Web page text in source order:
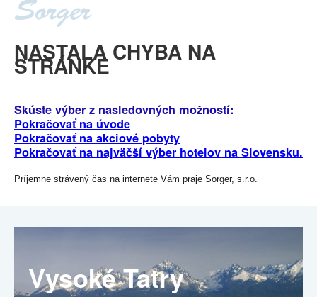
NASTALA CHYBA NA
STRÁNKE
Skúste výber z nasledovných možností:
Pokračovať na úvode
Pokračovať na akciové pobyty
Pokračovať na najväčší výber hotelov na Slovensku.
Príjemne strávený čas na internete Vám praje Sorger, s.r.o.
Vysoké Tatry